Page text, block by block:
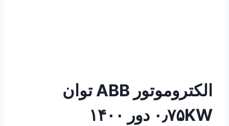
الکتروموتور ABB توان
۰٫۷۵KW دور ۱۴۰۰